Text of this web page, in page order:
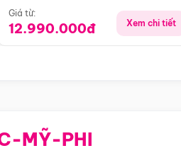
Giá từ:
12.990.000đ Xem chi tiết
MỸ-PHI